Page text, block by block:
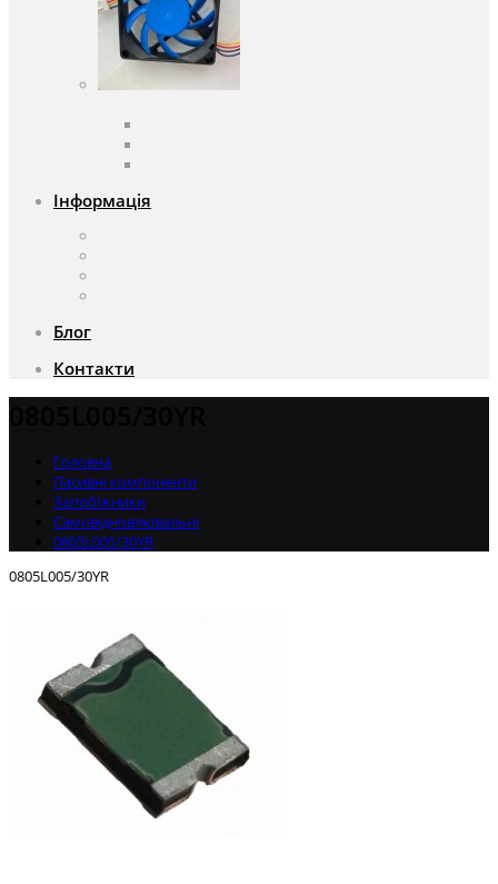
Інформація
Блог
Контакти
Головна
Пасивні компоненти
Запобіжники
Самовідновлювальні
0805L005/30YR
0805L005/30YR